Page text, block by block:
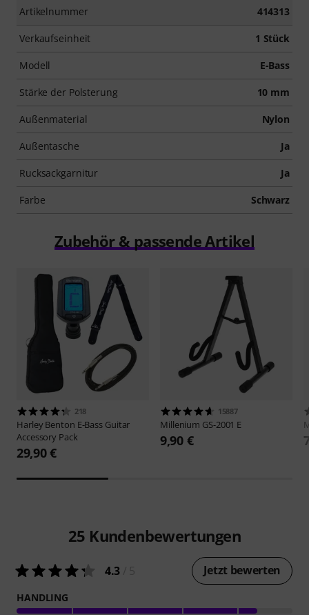
Artikelnummer 414313
Verkaufseinheit 1 Stück
Modell E-Bass
Stärke der Polsterung 10 mm
Außenmaterial Nylon
Außentasche Ja
Rucksackgarnitur Ja
Farbe Schwarz
Zubehör & passende Artikel
218
Harley Benton E-Bass Guitar
Accessory Pack
29,90 €
15887
Millenium GS-2001 E
9,90 €
25 Kundenbewertungen
4.3 Jetzt bewerten
HANDLING